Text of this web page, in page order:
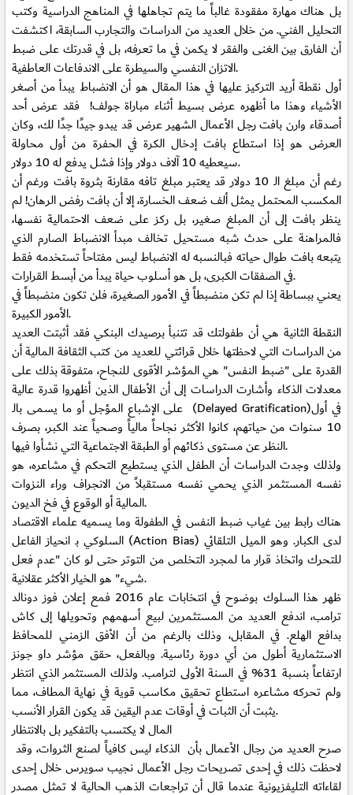
بل هناك مهارة مفقودة غالباً ما يتم تجاهلها في المناهج الدراسية وكتب
التحليل الفني. من خلال العديد من الدراسات والتجارب السابقة، اكتشفت
أن الفارق بين الغنى والفقر لا يكمن في ما تعرفه، بل في قدرتك على ضبط
الاتزان النفسي والسيطرة على الاندفاعات العاطفية.
أول نقطة أريد التركيز عليها في هذا المقال هو أن الانضباط يبدأ من أصغر
الأشياء وهذا ما أظهره عرض بسيط أثناء مباراة جولف! فقد عرض أحد
أصدقاء وارن بافت رجل الأعمال الشهير عرض قد يبدو جيدًا جدًا لك، وكان
العرض هو إذا استطاع بافت إدخال الكرة في الحفرة من أول محاولة
سيعطيه10 آلاف
دولار وإذا فشل يدفع له 10 دولار.
رغم أن مبلغ الـ 10 دولار قد يعتبر مبلغ تافه مقارنة بثروة بافت ورغم أن
المكسب المحتمل يمثل ألف ضعف الخسارة، إلا أن بافت رفض الرهان! لم
ينظر بافت إلى أن المبلغ صغير، بل ركز على ضعف الاحتمالية نفسها،
فالمراهنة على حدث شبه مستحيل تخالف مبدأ الانضباط الصارم الذي
يتبعه بافت طوال حياته فبالنسبه له الانضباط ليس مفتاحاً تستخدمه فقط
في الصفقات الكبرى، بل هو أسلوب حياة يبدأ من أبسط القرارات.
يعني ببساطة إذا لم تكن منضبطاً في الأمور الصغيرة، فلن تكون منضبطاً في
الأمور الكبيرة.
النقطة الثانية هي أن طفولتك قد تتنبأ برصيدك البنكي فقد أثبتت العديد
من الدراسات التي لاحظتها خلال قرائتي للعديد من كتب الثقافة المالية أن
القدرة على "ضبط النفس" هي المؤشر الأقوى للنجاح، متفوقة بذلك على
معدلات الذكاء وأشارت الدراسات إلى أن الأطفال الذين أظهروا قدرة عالية
على الإشباع المؤجل أو ما يسمى بالـ (Delayed Gratification)في أول
10 سنوات من حياتهم، كانوا الأكثر نجاحاً مالياً وصحياً عند الكبر، بصرف
النظر عن مستوى ذكائهم أو الطبقة الاجتماعية التي نشأوا فيها.
ولذلك وجدت الدراسات أن الطفل الذي يستطيع التحكم في مشاعره، هو
نفسه المستثمر الذي يحمي نفسه مستقبلاً من الانجراف وراء النزوات
المالية أو الوقوع في فخ الديون.
هناك رابط بين غياب ضبط النفس في الطفولة وما يسميه علماء الاقتصاد
السلوكي بـ انحياز الفاعل (Action Bias) لدى الكبار. وهو الميل التلقائي
للتحرك واتخاذ قرار ما لمجرد التخلص من التوتر حتى لو كان "عدم فعل
شيء" هو الخيار الأكثر عقلانية.
ظهر هذا السلوك بوضوح في انتخابات عام 2016 فمع إعلان فوز دونالد
ترامب، اندفع العديد من المستثمرين لبيع أسهمهم وتحويلها إلى كاش
بدافع الهلع. في المقابل، وذلك بالرغم من أن الأفق الزمني للمحافظ
الاستثمارية أطول من أي دورة رئاسية. وبالفعل، حقق مؤشر داو جونز
ارتفاعاً بنسبة 31% في السنة الأولى لترامب. ولذلك المستثمر الذي انتظر
ولم تحركه مشاعره استطاع تحقيق مكاسب قوية في نهاية المطاف، مما
يثبت أن الثبات في أوقات عدم اليقين قد يكون القرار الأنسب.
المال لا يكتسب بالتفكير بل بالانتظار
صرح العديد من رجال الأعمال بأن الذكاء ليس كافياً لصنع الثروات، وقد
لاحظت ذلك في إحدى تصريحات رجل الأعمال نجيب سويرس خلال إحدى
لقاءاته التليفزيونية عندما قال أن تراجعات الذهب الحالية لا تمثل مصدر